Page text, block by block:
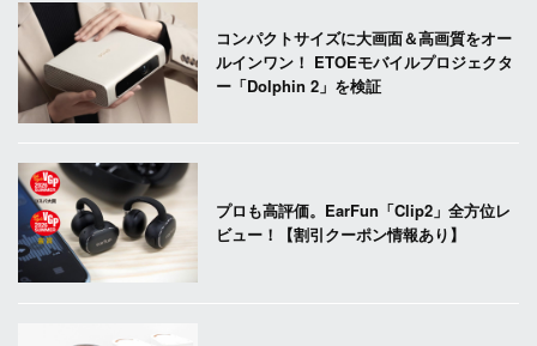
コンパクトサイズに大画面＆高画質をオー
ルインワン！ ETOEモバイルプロジェクタ
ー「Dolphin 2」を検証
プロも高評価。EarFun「Clip2」全方位レ
ビュー！【割引クーポン情報あり】